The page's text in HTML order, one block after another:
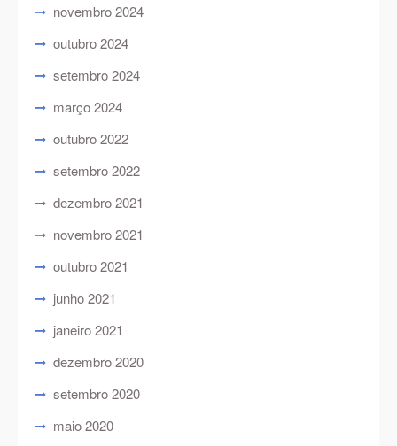
novembro 2024
outubro 2024
setembro 2024
março 2024
outubro 2022
setembro 2022
dezembro 2021
novembro 2021
outubro 2021
junho 2021
janeiro 2021
dezembro 2020
setembro 2020
maio 2020